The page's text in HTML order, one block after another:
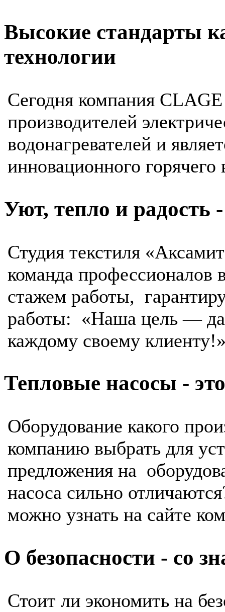
Высокие стандарты
технологии
Сегодня компания
производителей
водонагревателей и
инновационного
Уют, тепло и
Студия текстиля
команда профессионалов
стажем работы,
работы: «Наша цель —
каждому своему
Тепловые насосы -
Оборудование какого
компанию выбрать для
предложения на
насоса сильно
можно узнать на сайте
О безопасности - со
Стоит ли экономить на